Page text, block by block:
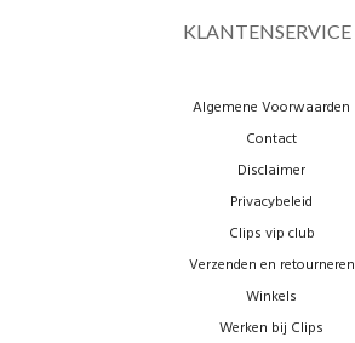
KLANTENSERVICE
Algemene Voorwaarden
Contact
Disclaimer
Privacybeleid
Clips vip club
Verzenden en retourneren
Winkels
Werken bij Clips